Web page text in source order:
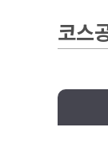
코스